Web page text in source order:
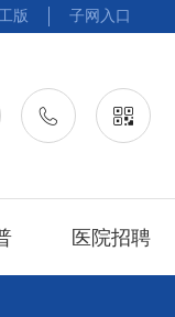
版 子网入口
医院招聘